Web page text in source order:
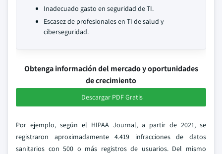
Inadecuado gasto en seguridad de TI.
Escasez de profesionales en TI de salud y
ciberseguridad.
Obtenga información del mercado y oportunidades
de crecimiento
Descargar PDF Gratis
Por ejemplo, según el HIPAA Journal, a partir de 2021, se
registraron aproximadamente 4.419 infracciones de datos
sanitarios con 500 o más registros de usuarios. Del mismo